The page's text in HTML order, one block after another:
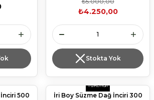
₺4.250,00
Stokta Yok
500
Tükendi
İri Boy Süzme Dağ İnciri 300